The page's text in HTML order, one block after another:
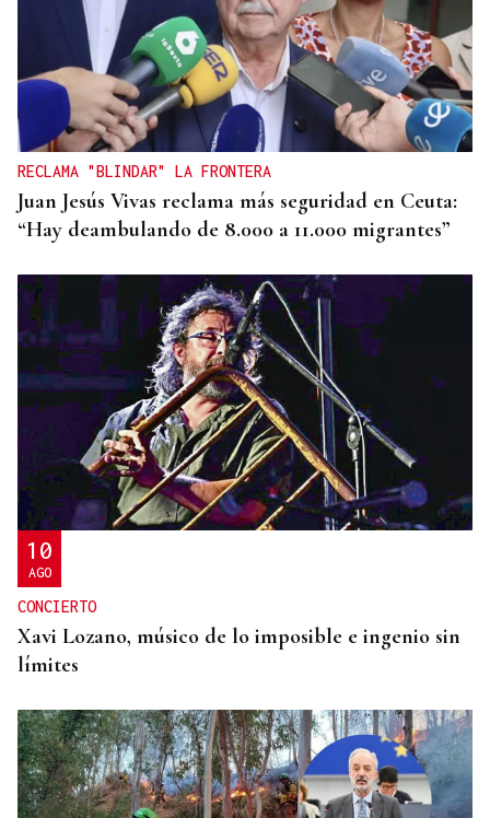
QUEN CHO DIXO
¿Sabe usted que la reina Letizia hizo un guiño a
Ourense en la final del Mundial?
RECLAMA "BLINDAR" LA FRONTERA
Juan Jesús Vivas reclama más seguridad en Ceuta:
“Hay deambulando de 8.000 a 11.000 migrantes”
10
AGO
CONCIERTO
Xavi Lozano, músico de lo imposible e ingenio sin
límites